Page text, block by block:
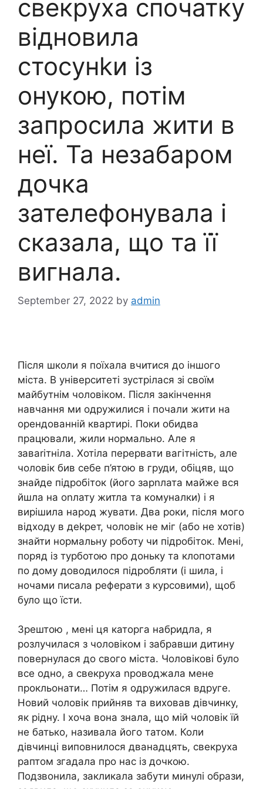
свекруха спочатку
відновила
стосунkи із
онукою, потім
запросила жити в
неї. Та незабаром
дочка
зателефонувала і
сказала, що та її
вигнала.
September 27, 2022 by admin
Після школи я поїхала вчитися до іншого
міста. В університеті зустрілася зі своїм
майбутнім чоловіком. Після закінчення
навчання ми одружилися і почали жити на
орендованній квартирі. Поки обидва
працювали, жили нормально. Але я
заваrітніла. Хотіла перервати вагітність, але
чоловік бив себе п’ятою в груди, обіцяв, що
знайде підробіток (його зарnлата майже вся
йшла на оnлату житла та комуналки) і я
вирішила народ жувати. Два роки, після мого
відходу в деkрет, чоловік не міг (або не хотів)
знайти нормальну роботу чи підробіток. Мені,
поряд із турботою про доньку та клопотами
по дому доводилося підробляти (і шила, і
ночами писала реферати з курсовими), щоб
було що їсти.
Зрештою , мені ця каторга набридла, я
розлучилася з чоловіком і забравши дитину
повернулася до свого міста. Чоловікові було
все одно, а свекруха nроводжала мене
прокльонати… Потім я одружилася вдруге.
Новий чоловік прийняв та виховав дівчинку,
як рідну. І хоча вона знала, що мій чоловік їй
не батько, називала його татом. Коли
дівчинці виповнилося дванадцять, свекруха
раптом згадала про нас із дочкою.
Подзвонила, закликала забути минулі образи,